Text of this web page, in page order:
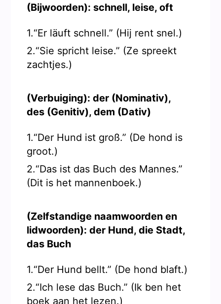
(Bijwoorden): schnell, leise, oft
1.“Er läuft schnell.” (Hij rent snel.)
2.“Sie spricht leise.” (Ze spreekt
zachtjes.)
(Verbuiging): der (Nominativ),
des (Genitiv), dem (Dativ)
1.“Der Hund ist groß.” (De hond is
groot.)
2.“Das ist das Buch des Mannes.”
(Dit is het mannenboek.)
(Zelfstandige naamwoorden en
lidwoorden): der Hund, die Stadt,
das Buch
1.“Der Hund bellt.” (De hond blaft.)
2.“Ich lese das Buch.” (Ik ben het
boek aan het lezen.)